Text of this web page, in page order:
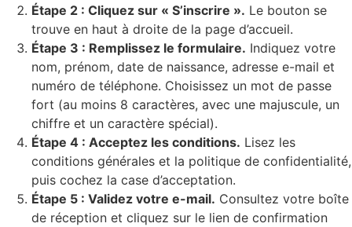
Étape 2 : Cliquez sur « S’inscrire ». Le bouton se
trouve en haut à droite de la page d’accueil.
Étape 3 : Remplissez le formulaire. Indiquez votre
nom, prénom, date de naissance, adresse e-mail et
numéro de téléphone. Choisissez un mot de passe
fort (au moins 8 caractères, avec une majuscule, un
chiffre et un caractère spécial).
Étape 4 : Acceptez les conditions. Lisez les
conditions générales et la politique de confidentialité,
puis cochez la case d’acceptation.
Étape 5 : Validez votre e-mail. Consultez votre boîte
de réception et cliquez sur le lien de confirmation